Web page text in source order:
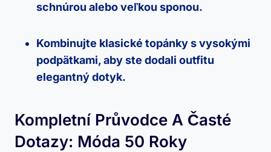
schnúrou alebo veľkou sponou.
Kombinujte klasické topánky s vysokými
podpätkami, aby ste dodali outfitu
elegantný dotyk.
Kompletní Průvodce A Časté
Dotazy: Móda 50 Roky